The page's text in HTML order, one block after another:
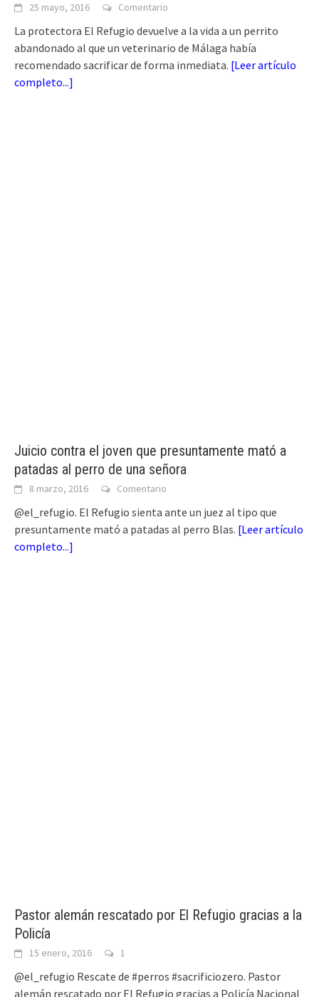
25 mayo, 2016 Comentario
La protectora El Refugio devuelve a la vida a un perrito
abandonado al que un veterinario de Málaga había
recomendado sacrificar de forma inmediata. [Leer artículo
completo...]
Juicio contra el joven que presuntamente mató a
patadas al perro de una señora
8 marzo, 2016 Comentario
@el_refugio. El Refugio sienta ante un juez al tipo que
presuntamente mató a patadas al perro Blas. [Leer artículo
completo...]
Pastor alemán rescatado por El Refugio gracias a la
Policía
15 enero, 2016 1
@el_refugio Rescate de #perros #sacrificiozero. Pastor
alemán rescatado por El Refugio gracias a Policía Nacional